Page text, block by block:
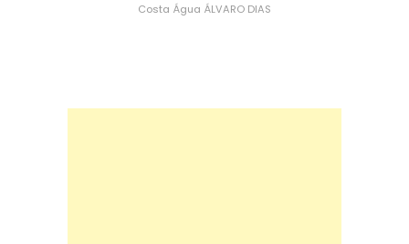
Costa Água ÁLVARO DIAS